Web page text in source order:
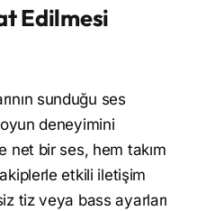
Edilmesi
sunduğu ses
deneyimini
net bir ses, hem takım
etkili iletişim
tiz veya bass ayarları